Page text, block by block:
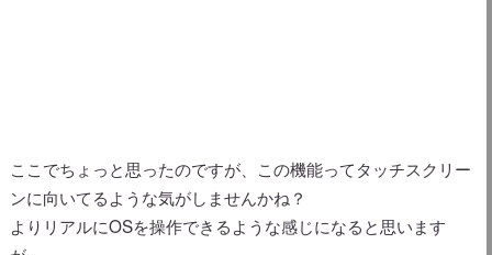
ここでちょっと思ったのですが、この機能ってタッチスクリー
ンに向いてるような気がしませんかね？
よりリアルにOSを操作できるような感じになると思います